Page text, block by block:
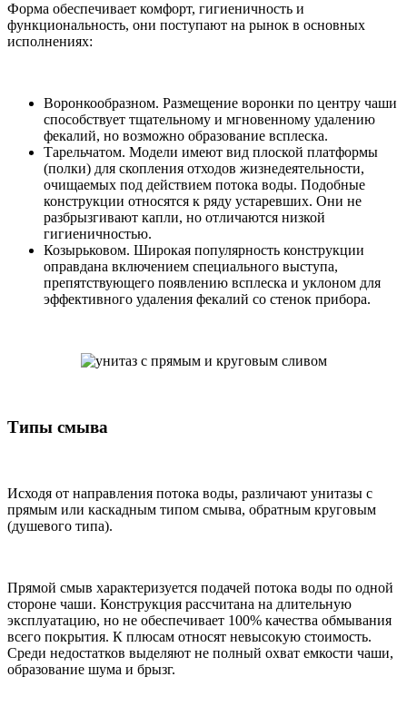
Форма обеспечивает комфорт, гигиеничность и
функциональность, они поступают на рынок в основных
исполнениях:
Воронкообразном. Размещение воронки по центру чаши
способствует тщательному и мгновенному удалению
фекалий, но возможно образование всплеска.
Тарельчатом. Модели имеют вид плоской платформы
(полки) для скопления отходов жизнедеятельности,
очищаемых под действием потока воды. Подобные
конструкции относятся к ряду устаревших. Они не
разбрызгивают капли, но отличаются низкой
гигиеничностью.
Козырьковом. Широкая популярность конструкции
оправдана включением специального выступа,
препятствующего появлению всплеска и уклоном для
эффективного удаления фекалий со стенок прибора.
Типы смыва
Исходя от направления потока воды, различают унитазы с
прямым или каскадным типом смыва, обратным круговым
(душевого типа).
Прямой смыв характеризуется подачей потока воды по одной
стороне чаши. Конструкция рассчитана на длительную
эксплуатацию, но не обеспечивает 100% качества обмывания
всего покрытия. К плюсам относят невысокую стоимость.
Среди недостатков выделяют не полный охват емкости чаши,
образование шума и брызг.